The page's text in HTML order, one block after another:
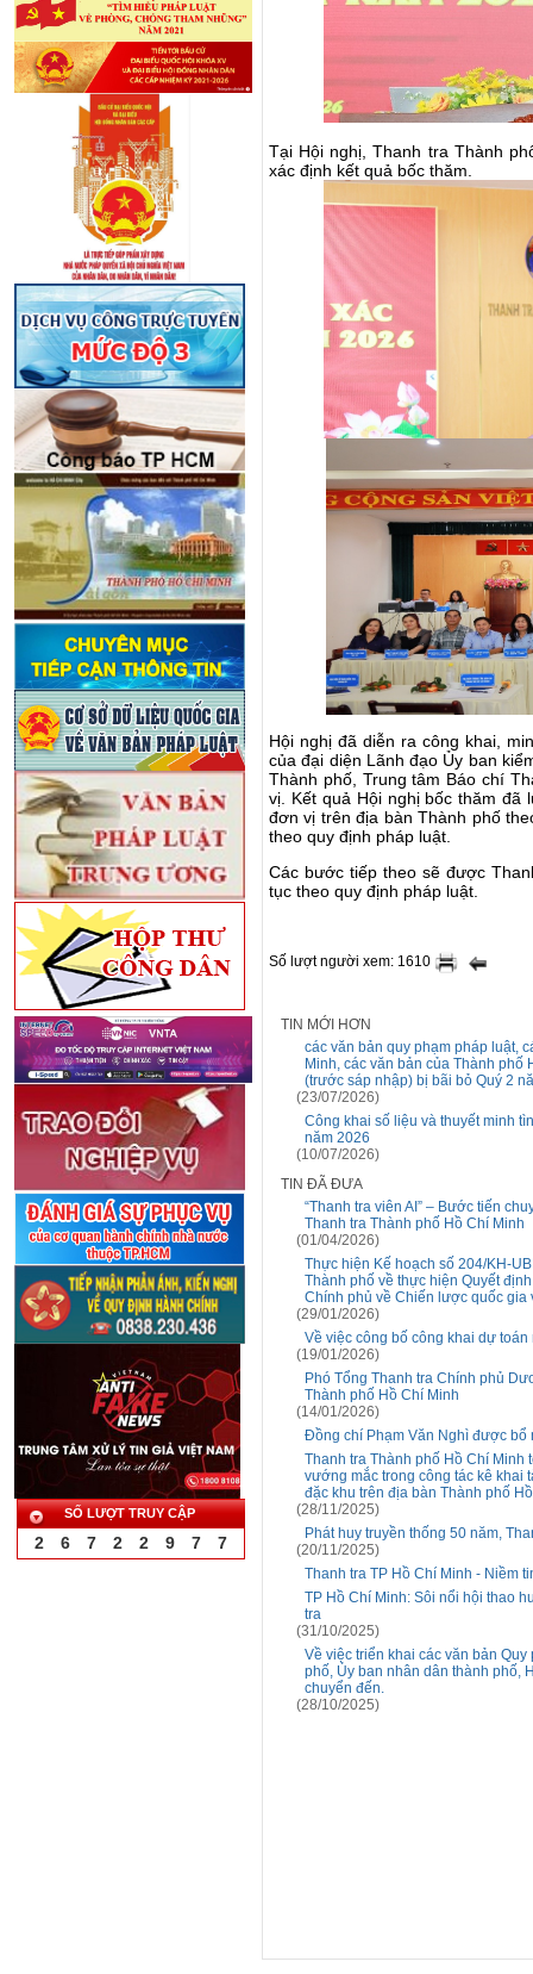
SỐ LƯỢT TRUY CẬP
2 6 7 2 2 9 7 7
Tại Hội nghị, Thanh tra Thành
xác định kết quả bốc thăm.
Hội nghị đã diễn ra công khai,
của đại diện Lãnh đạo Ủy ban
Thành phố, Trung tâm Báo chí
vị. Kết quả Hội nghị bốc thăm
đơn vị trên địa bàn Thành phố
theo quy định pháp luật.
Các bước tiếp theo sẽ được
tục theo quy định pháp luật.
Số lượt người xem: 1610
TIN MỚI HƠN
các văn bản quy phạm pháp luật,
Minh, các văn bản của Thành
(trước sáp nhập) bị bãi bỏ Quý 2
(23/07/2026)
Công khai số liệu và thuyết minh
năm 2026
(10/07/2026)
TIN ĐÃ ĐƯA
“Thanh tra viên AI” – Bước tiến
Thanh tra Thành phố Hồ Chí Minh
(01/04/2026)
Thực hiện Kế hoạch số 204/KH-
Thành phố về thực hiện Quyết
Chính phủ về Chiến lược quốc gia
(29/01/2026)
Về việc công bố công khai dự
(19/01/2026)
Phó Tổng Thanh tra Chính phủ
Thành phố Hồ Chí Minh
(14/01/2026)
Đồng chí Phạm Văn Nghì được bổ
Thanh tra Thành phố Hồ Chí
vướng mắc trong công tác kê khai
đặc khu trên địa bàn Thành phố
(28/11/2025)
Phát huy truyền thống 50 năm,
(20/11/2025)
Thanh tra TP Hồ Chí Minh - Niềm
TP Hồ Chí Minh: Sôi nổi hội thao
tra
(31/10/2025)
Về việc triển khai các văn bản
phố, Ủy ban nhân dân thành phố,
chuyển đến.
(28/10/2025)